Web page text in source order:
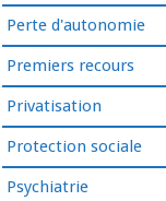
Perte d'autonomie
Premiers recours
Privatisation
Protection sociale
Psychiatrie